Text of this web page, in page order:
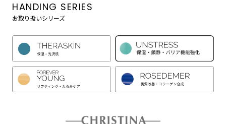
HANDING SERIES
お取り扱いシリーズ